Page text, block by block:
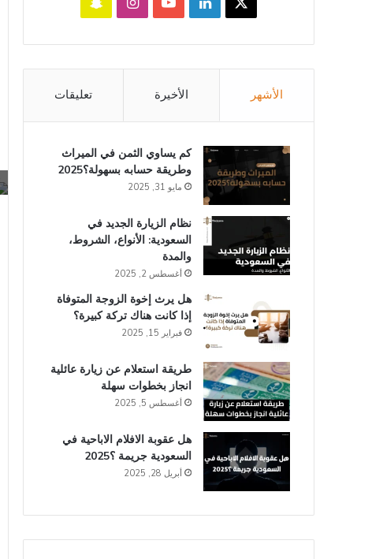
الأشهر الأخيرة تعليقات
كم يساوي الثمن في الميراث​
وطريقة حسابه بسهولة؟2025
مايو 31, 2025
نظام الزيارة الجديد في
السعودية: الأنواع، الشروط،
والمدة
أغسطس 2, 2025
هل يرث إخوة الزوجة المتوفاة
إذا كانت هناك تركة كبيرة؟
فبراير 15, 2025
طريقة استعلام عن زيارة عائلية
انجاز​ بخطوات سهلة
أغسطس 5, 2025
هل عقوبة الافلام الاباحية في
السعودية​ جريمة ؟2025
أبريل 28, 2025